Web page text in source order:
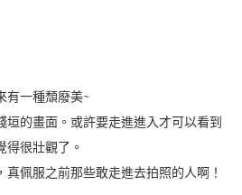
有一種頹廢美~
垣的畫面。或許要走進進入才可以看到
得很壯觀了。
佩服之前那些敢走進去拍照的人啊！